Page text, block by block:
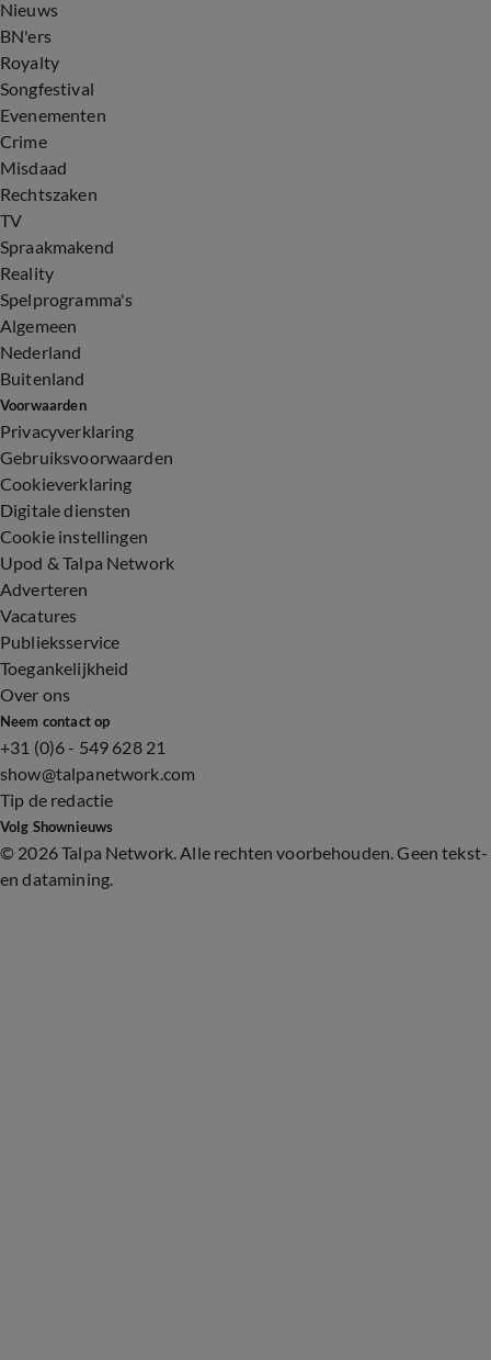
Nieuws
BN'ers
Royalty
Songfestival
Evenementen
Crime
Misdaad
Rechtszaken
TV
Spraakmakend
Reality
Spelprogramma's
Algemeen
Nederland
Buitenland
Voorwaarden
Privacyverklaring
Gebruiksvoorwaarden
Cookieverklaring
Digitale diensten
Cookie instellingen
Upod & Talpa Network
Adverteren
Vacatures
Publieksservice
Toegankelijkheid
Over ons
Neem contact op
+31 (0)6 - 549 628 21
show@talpanetwork.com
Tip de redactie
Volg Shownieuws
© 2026 Talpa Network. Alle rechten voorbehouden. Geen tekst-
en datamining.